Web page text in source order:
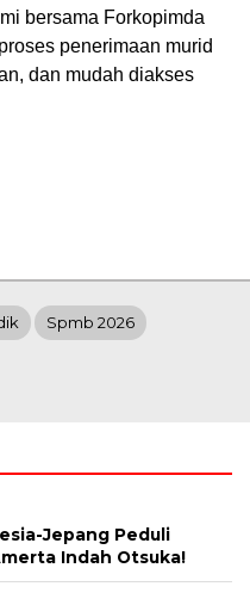
bersama Forkopimda
penerimaan murid
dan mudah diakses
Spmb 2026
Jepang Peduli
Indah Otsuka!